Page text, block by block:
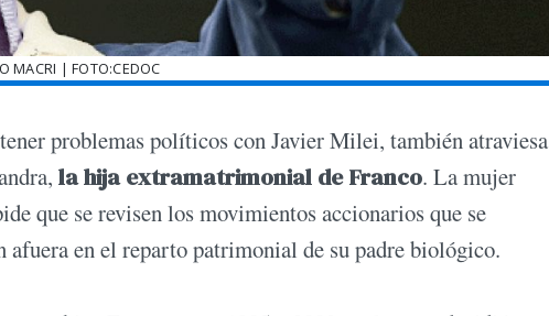
MACRI | FOTO:CEDOC
problemas políticos con Javier Milei, también atraviesa
la hija extramatrimonial de Franco. La mujer
que se revisen los movimientos accionarios que se
en el reparto patrimonial de su padre biológico.